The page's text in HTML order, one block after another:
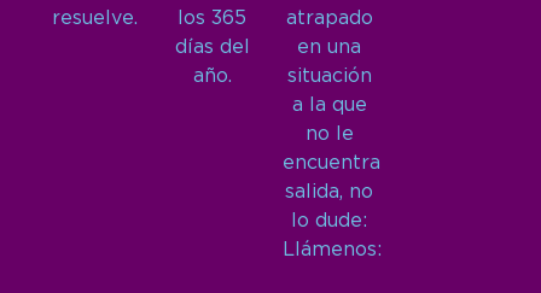
resuelve.
los 365
días del
año.
atrapado
en una
situación
a la que
no le
encuentra
salida, no
lo dude:
Llámenos: